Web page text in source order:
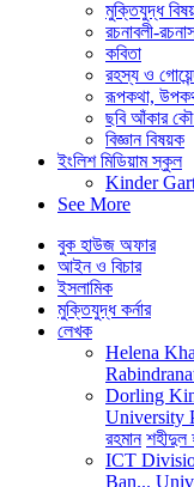
মুক্তিযুদ্ধ
রচনাবলী-
কবিতা
রহস্য ও
রূপকথা,
ছবি আঁকার
বিজ্ঞান বিষয়ক
ইংলিশ মিডিয়াম স্কুল
Kinder
See More
বুক হাউজ অফার
আইন ও বিচার
ইসলামিক
মুক্তিযুদ্ধ কর্নার
লেখক
Helena
Dorling
University
রহমান শহীদুল
ICT
Ban...